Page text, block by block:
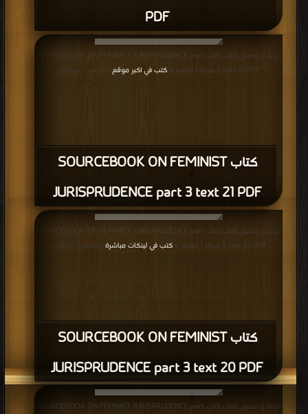
PDF
كتاب SOURCEBOOK ON FEMINIST
JURISPRUDENCE part 3 text 21 PDF
قراءة و تحميل كتاب كتاب SOURCEBOOK ON FEMINIST JURISPRUDENCE part
3 text 21 PDF مجانا | مكتبة >
كتب في اكبر موقع | التحميل : مرة/مرات
كتاب SOURCEBOOK ON FEMINIST
JURISPRUDENCE part 3 text 20 PDF
قراءة و تحميل كتاب كتاب SOURCEBOOK ON FEMINIST JURISPRUDENCE part
3 text 20 PDF مجانا | مكتبة >
كتب في لينكات مباشرة | التحميل : مرة/مرات
قراءة و تحميل كتاب كتاب SOURCEBOOK ON FEMINIST JURISPRUDENCE part